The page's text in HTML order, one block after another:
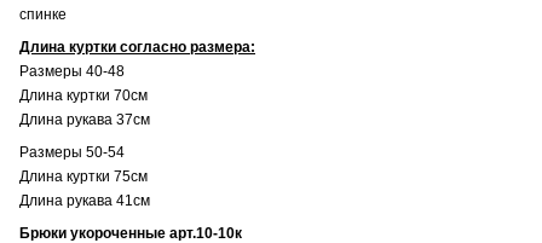
спинке
Длина куртки согласно размера:
Размеры 40-48
Длина куртки 70см
Длина рукава 37см
Размеры 50-54
Длина куртки 75см
Длина рукава 41см
Брюки укороченные арт.10-10к